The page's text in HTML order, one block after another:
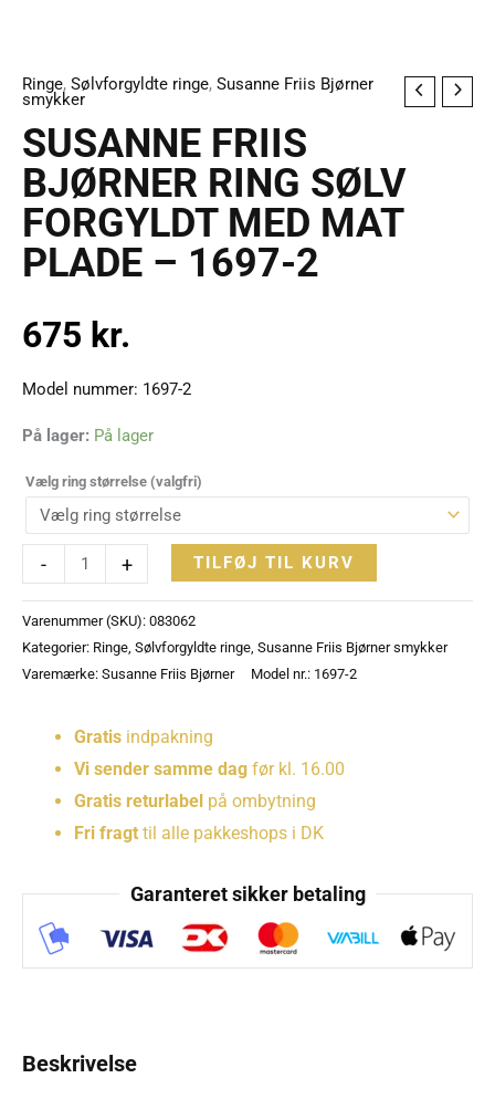
Ringe, Sølvforgyldte ringe, Susanne Friis Bjørner
smykker
SUSANNE FRIIS
BJØRNER RING SØLV
FORGYLDT MED MAT
PLADE – 1697-2
675 kr.
Model nummer: 1697-2
På lager: På lager
Vælg ring størrelse (valgfri)
-
SUSANNE
BJØRNER
RING
SØLV
FORGYLDT
MED
PLADE
1697-
antal
+ TILFØJ TIL KURV
Varenummer (SKU): 083062
Kategorier: Ringe, Sølvforgyldte ringe, Susanne Friis Bjørner smykker
Varemærke: Susanne Friis Bjørner Model nr.: 1697-2
Gratis indpakning
Vi sender samme dag før kl. 16.00
Gratis returlabel på ombytning
Fri fragt til alle pakkeshops i DK
Garanteret sikker betaling
Beskrivelse